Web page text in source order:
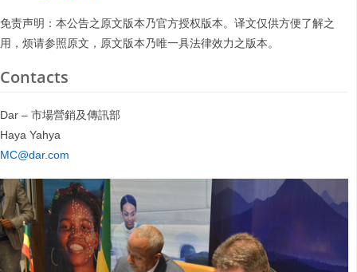
免责声明：本公告之原文版本乃官方授权版本。译文仅供方便了解之
用，烦请参照原文，原文版本乃唯一具法律效力之版本。
Contacts
Dar – 市場營銷及傳訊部
Haya Yahya
MC@dar.com